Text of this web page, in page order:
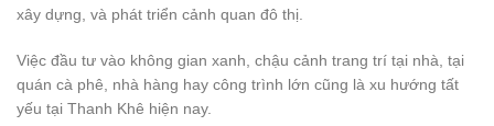
xây dựng, và phát triển cảnh quan đô thị.
Việc đầu tư vào không gian xanh, chậu cảnh trang trí tại nhà, tại
quán cà phê, nhà hàng hay công trình lớn cũng là xu hướng tất
yếu tại Thanh Khê hiện nay.